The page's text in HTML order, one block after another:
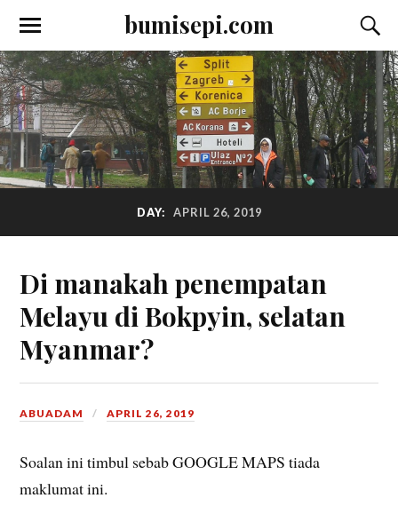
bumisepi.com
DAY: APRIL 26, 2019
Di manakah penempatan
Melayu di Bokpyin, selatan
Myanmar?
ABUADAM APRIL 26, 2019
Soalan ini timbul sebab GOOGLE MAPS tiada
maklumat ini.